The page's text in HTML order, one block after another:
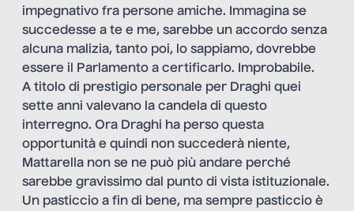
impegnativo fra persone amiche. Immagina se
succedesse a te e me, sarebbe un accordo senza
alcuna malizia, tanto poi, lo sappiamo, dovrebbe
essere il Parlamento a certificarlo. Improbabile.
A titolo di prestigio personale per Draghi quei
sette anni valevano la candela di questo
interregno. Ora Draghi ha perso questa
opportunità e quindi non succederà niente,
Mattarella non se ne può più andare perché
sarebbe gravissimo dal punto di vista istituzionale.
Un pasticcio a fin di bene, ma sempre pasticcio è